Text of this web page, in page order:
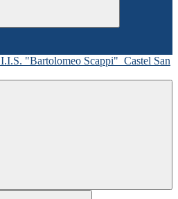
I.I.S. "Bartolomeo Scappi" Castel San